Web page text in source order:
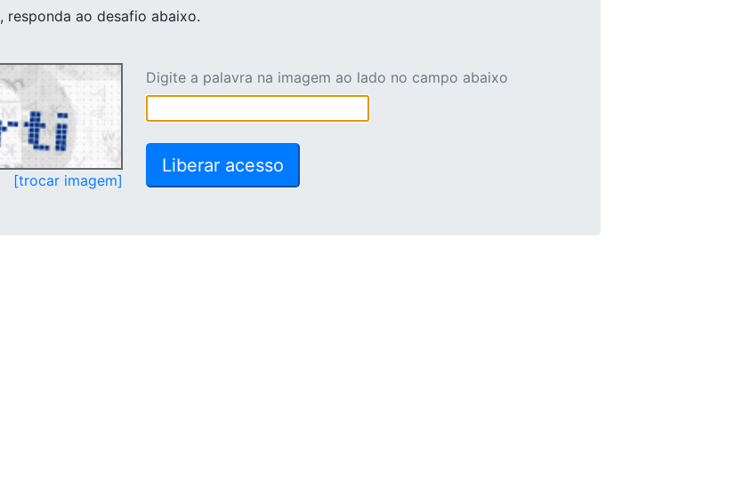
, responda ao desafio abaixo.
[trocar imagem]
Digite a palavra na imagem ao lado no campo abaixo